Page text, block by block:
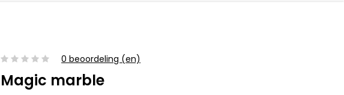
0 beoordeling (en)
Magic marble